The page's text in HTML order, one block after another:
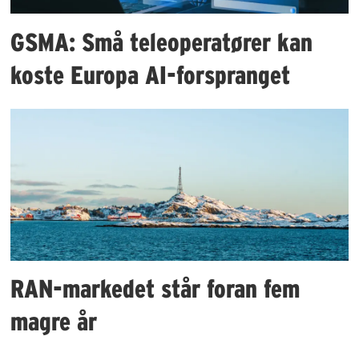
GSMA: Små teleoperatører kan
koste Europa AI-forspranget
RAN-markedet står foran fem
magre år